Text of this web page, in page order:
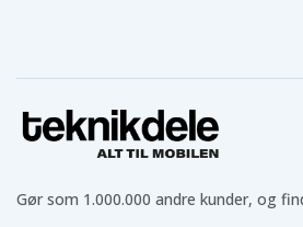
Gør som 1.000.000 andre kunder, og